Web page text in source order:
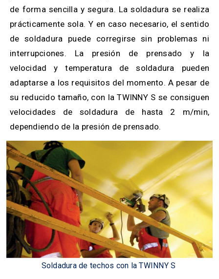
de forma sencilla y segura. La soldadura se realiza
prácticamente sola. Y en caso necesario, el sentido
de soldadura puede corregirse sin problemas ni
interrupciones. La presión de prensado y la
velocidad y temperatura de soldadura pueden
adaptarse a los requisitos del momento. A pesar de
su reducido tamaño, con la TWINNY S se consiguen
velocidades de soldadura de hasta 2 m/min,
dependiendo de la presión de prensado.
Soldadura de techos con la TWINNY S